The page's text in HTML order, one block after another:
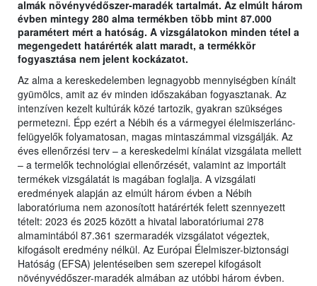
almák növényvédőszer-maradék tartalmát. Az elmúlt három
évben mintegy 280 alma termékben több mint 87.000
paramétert mért a hatóság. A vizsgálatokon minden tétel a
megengedett határérték alatt maradt, a termékkör
fogyasztása nem jelent kockázatot.
Az alma a kereskedelemben legnagyobb mennyiségben kínált
gyümölcs, amit az év minden időszakában fogyasztanak. Az
intenzíven kezelt kultúrák közé tartozik, gyakran szükséges
permetezni. Épp ezért a Nébih és a vármegyei élelmiszerlánc-
felügyelők folyamatosan, magas mintaszámmal vizsgálják. Az
éves ellenőrzési terv – a kereskedelmi kínálat vizsgálata mellett
– a termelők technológiai ellenőrzését, valamint az importált
termékek vizsgálatát is magában foglalja. A vizsgálati
eredmények alapján az elmúlt három évben a Nébih
laboratóriuma nem azonosított határérték felett szennyezett
tételt: 2023 és 2025 között a hivatal laboratóriumai 278
almamintából 87.361 szermaradék vizsgálatot végeztek,
kifogásolt eredmény nélkül. Az Európai Élelmiszer-biztonsági
Hatóság (EFSA) jelentéseiben sem szerepel kifogásolt
növényvédőszer-maradék almában az utóbbi három évben.